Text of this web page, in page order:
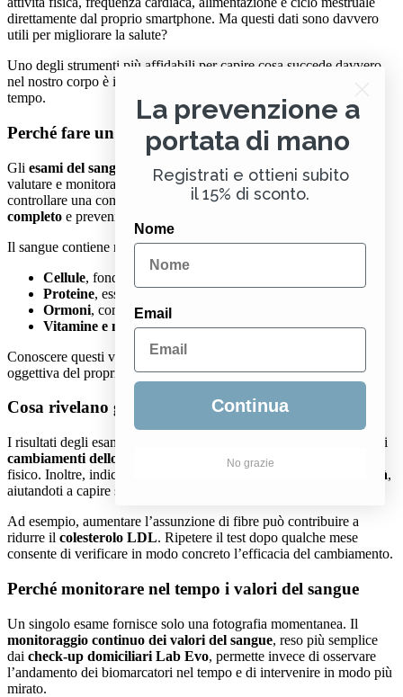
direttamente dal proprio smartphone. Ma questi dati sono davvero
utili per migliorare la salute?
Uno degli strumenti più affidabili per capire cosa succede davvero
nel nostro corpo è il
tempo.
Perché fare un test del sangue a casa
Gli esami del sangue
rappresentano il metodo più accurato per
valutare e monitorare la salute fisica. Possono essere utili sia per
controllare una condizione già nota, sia per effettuare un
completo e prevenire eventuali problemi.
Il sangue contiene numerosibiomarcatori di salute, tra cui:
Cellule, fondamentali per le funzioni vitali dell’organismo
Proteine, essenziali per processi biologici complessi
Ormoni, come quelli tiroidei, il testosterone e gli estrogeni
Vitamine e minerali, tra cui vitamina D e magnesio
Conoscere questi valori permette di ottenere una visione chiara e
oggettiva del proprio stato di salute.
Cosa rivelano gli esami del sangue
I risultati degli esami del sangue mostrano come il corpo reagisce ai
cambiamenti dello stile di vita
, come alimentazione ed esercizio
fisico. Inoltre, indicano se i valori rientrano nei
range di normalità,
aiutandoti a capire se ti stai avvicinando ai tuoi obiettivi di salute.
Ad esempio, aumentare l’assunzione di fibre può contribuire a
ridurre il colesterolo LDL. Ripetere il test dopo qualche mese
consente di verificare in modo concreto l’efficacia del cambiamento.
Perché monitorare nel tempo i valori del sangue
Un singolo esame fornisce solo una fotografia momentanea. Il
monitoraggio continuo dei valori del sangue, reso più semplice
dai check-up domiciliari Lab Evo, permette invece di osservare
l’andamento dei biomarcatori nel tempo e di intervenire in modo più
mirato.
La prevenzione a
portata di mano
Registrati e ottieni subito
il 15% di sconto.
Nome
Email
Continua
No grazie